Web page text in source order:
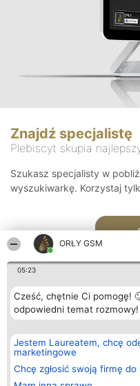
ORŁY GSM
05:23
Cześć, chętnie Ci pomogę!
odpowiedni temat rozmowy!
Jestem Laureatem, chcę
marketingowe
Chcę zgłosić swoją firmę do
Znajdź specjalistę
Plebiscyt skupia
Szukasz specjalisty w
wyszukiwarkę. Korzystaj
Organizator plebiscytu
Bright Side Solutions sp. z o.
o. sp. k.
ul. Ruska 22
Wrocław 50-079